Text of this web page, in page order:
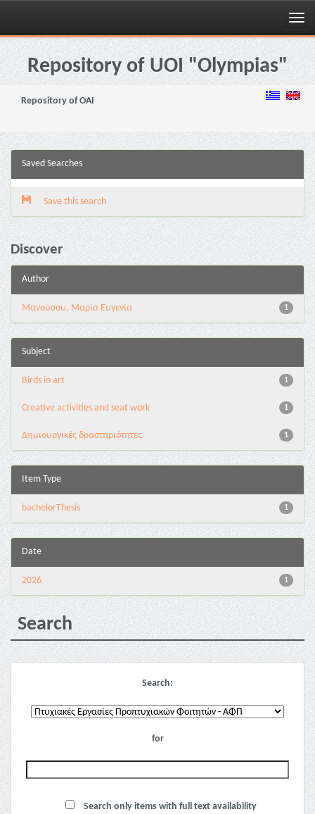
Skip
navigationRepository of UOI "Olympias"
Repository of OAI
Saved Searches
Save this search
Discover
Author
1
Μανούσου, Μαρία Ευγενία
Subject
1
Birds in art
1
Creative activities and seat work
1
Δημιουργικές δραστηριότητες
Item Type
1
bachelorThesis
Date
1
2026
Search
Search:
for
Search only items with full text availability